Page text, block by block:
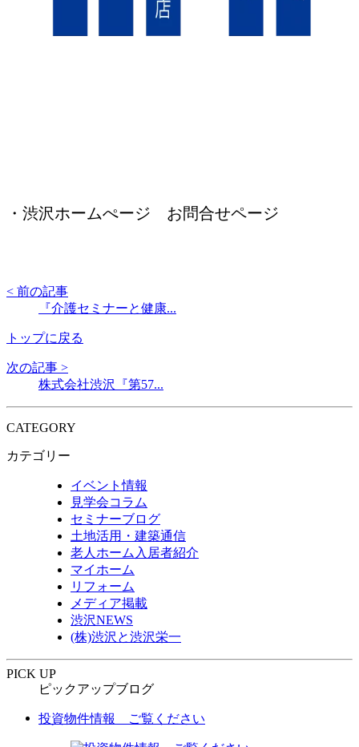
・渋沢ホームぺージ お問合せページ
< 前の記事
『介護セミナーと健康...
トップに戻る
次の記事 >
株式会社渋沢『第57...
CATEGORY
カテゴリー
イベント情報
見学会コラム
セミナーブログ
土地活用・建築通信
老人ホーム入居者紹介
マイホーム
リフォーム
メディア掲載
渋沢NEWS
(株)渋沢と渋沢栄一
PICK UP
ピックアップブログ
投資物件情報 ご覧ください